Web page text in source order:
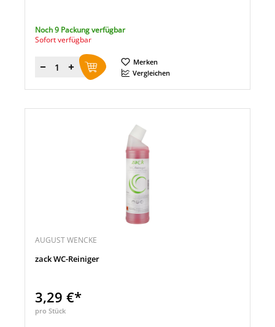
Noch 9 Packung verfügbar
Sofort verfügbar
Menge
Merken
Vergleichen
AUGUST WENCKE
zack WC-Reiniger
3,29 €*
pro Stück